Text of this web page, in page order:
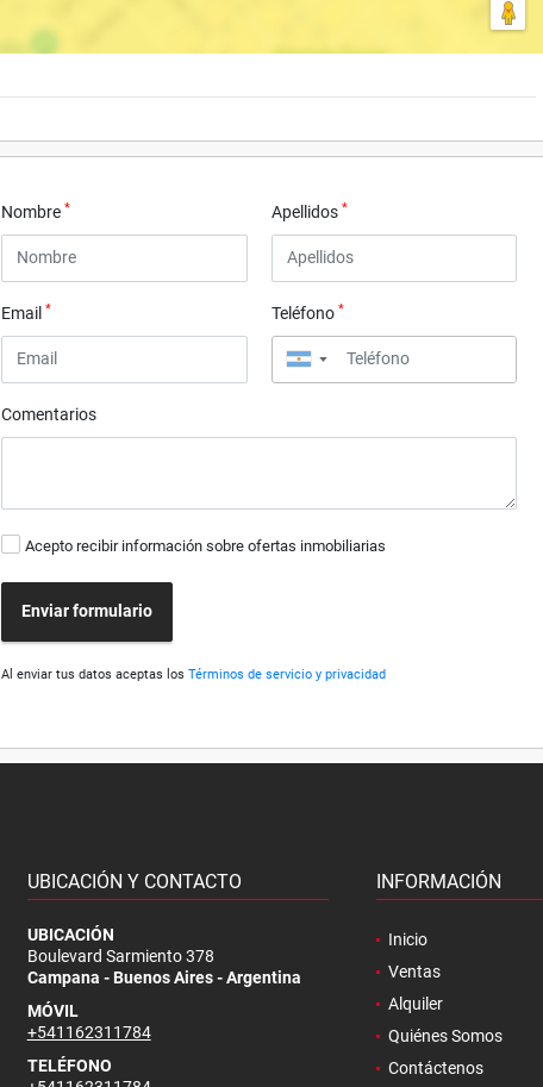
Nombre* Apellidos *
Email* Teléfono *
▼
Comentarios
Acepto recibir información sobre ofertas inmobiliarias
Enviar formulario
Al enviar tus datos aceptas losTérminos de servicio y privacidad
UBICACIÓN Y CONTACTO
UBICACIÓN
Boulevard Sarmiento 378
Campana - Buenos Aires - Argentina
MÓVIL
+541162311784
TELÉFONO
INFORMACIÓN
Inicio
Ventas
Alquiler
Quiénes Somos
Contáctenos